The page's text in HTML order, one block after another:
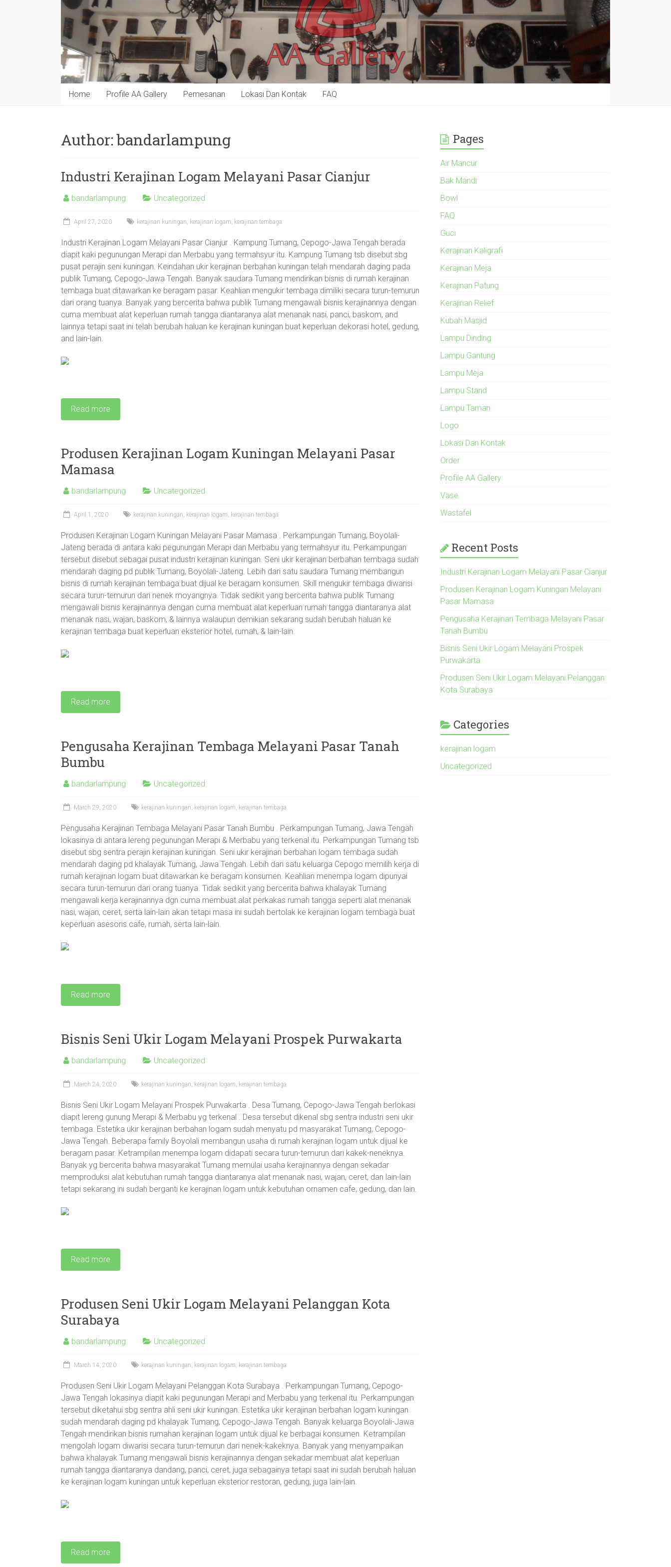
Home Profile AA Gallery Pemesanan Lokasi Dan Kontak FAQ
Author:bandarlampung
Industri Kerajinan Logam Melayani Pasar Cianjur
bandarlampung Uncategorized
April 27, 2020 kerajinan kuningan, kerajinan logam, kerajinan tembaga
Industri Kerajinan Logam Melayani Pasar Cianjur . Kampung Tumang, Cepogo-Jawa Tengah berada
diapit kaki pegunungan Merapi dan Merbabu yang termahsyur itu. Kampung Tumang tsb disebut sbg
pusat perajin seni kuningan. Keindahan ukir kerajinan berbahan kuningan telah mendarah daging pada
publik Tumang, Cepogo-Jawa Tengah. Banyak saudara Tumang mendirikan bisnis di rumah kerajinan
tembaga buat ditawarkan ke beragam pasar. Keahlian mengukir tembaga dimiliki secara turun-temurun
dari orang tuanya. Banyak yang bercerita bahwa publik Tumang mengawali bisnis kerajinannya dengan
cuma membuat alat keperluan rumah tangga diantaranya alat menanak nasi, panci, baskom, and
lainnya tetapi saat ini telah berubah haluan ke kerajinan kuningan buat keperluan dekorasi hotel, gedung,
and lain-lain.
Read more
Produsen Kerajinan Logam Kuningan Melayani Pasar
Mamasa
bandarlampung Uncategorized
April 1, 2020 kerajinan kuningan, kerajinan logam, kerajinan tembaga
Produsen Kerajinan Logam Kuningan Melayani Pasar Mamasa . Perkampungan Tumang, Boyolali-
Jateng berada di antara kaki pegunungan Merapi dan Merbabu yang termahsyur itu. Perkampungan
tersebut disebut sebagai pusat industri kerajinan kuningan. Seni ukir kerajinan berbahan tembaga sudah
mendarah daging pd publik Tumang, Boyolali-Jateng. Lebih dari satu saudara Tumang membangun
bisnis di rumah kerajinan tembaga buat dijual ke beragam konsumen. Skill mengukir tembaga diwarisi
secara turun-temurun dari nenek moyangnya. Tidak sedikit yang bercerita bahwa publik Tumang
mengawali bisnis kerajinannya dengan cuma membuat alat keperluan rumah tangga diantaranya alat
menanak nasi, wajan, baskom, & lainnya walaupun demikian sekarang sudah berubah haluan ke
kerajinan tembaga buat keperluan eksterior hotel, rumah, & lain-lain.
Read more
Pengusaha Kerajinan Tembaga Melayani Pasar Tanah
Bumbu
bandarlampung Uncategorized
March 29, 2020 kerajinan kuningan, kerajinan logam, kerajinan tembaga
Pengusaha Kerajinan Tembaga Melayani Pasar Tanah Bumbu . Perkampungan Tumang, Jawa Tengah
lokasinya di antara lereng pegunungan Merapi & Merbabu yang terkenal itu. Perkampungan Tumang tsb
disebut sbg sentra perajin kerajinan kuningan. Seni ukir kerajinan berbahan logam tembaga sudah
mendarah daging pd khalayak Tumang, Jawa Tengah. Lebih dari satu keluarga Cepogo memilih kerja di
rumah kerajinan logam buat ditawarkan ke beragam konsumen. Keahlian menempa logam dipunyai
secara turun-temurun dari orang tuanya. Tidak sedikit yang bercerita bahwa khalayak Tumang
mengawali kerja kerajinannya dgn cuma membuat alat perkakas rumah tangga seperti alat menanak
nasi, wajan, ceret, serta lain-lain akan tetapi masa ini sudah bertolak ke kerajinan logam tembaga buat
keperluan asesoris cafe, rumah, serta lain-lain.
Read more
Bisnis Seni Ukir Logam Melayani Prospek Purwakarta
bandarlampung Uncategorized
March 24, 2020 kerajinan kuningan, kerajinan logam, kerajinan tembaga
Bisnis Seni Ukir Logam Melayani Prospek Purwakarta . Desa Tumang, Cepogo-Jawa Tengah berlokasi
diapit lereng gunung Merapi & Merbabu yg terkenal . Desa tersebut dikenal sbg sentra industri seni ukir
tembaga. Estetika ukir kerajinan berbahan logam sudah menyatu pd masyarakat Tumang, Cepogo-
Jawa Tengah. Beberapa family Boyolali membangun usaha di rumah kerajinan logam untuk dijual ke
beragam pasar. Ketrampilan menempa logam didapati secara turun-temurun dari kakek-neneknya.
Banyak yg bercerita bahwa masyarakat Tumang memulai usaha kerajinannya dengan sekadar
memproduksi alat kebutuhan rumah tangga diantaranya alat menanak nasi, wajan, ceret, dan lain-lain
tetapi sekarang ini sudah berganti ke kerajinan logam untuk kebutuhan ornamen cafe, gedung, dan lain.
Read more
Produsen Seni Ukir Logam Melayani Pelanggan Kota
Surabaya
bandarlampung Uncategorized
March 14, 2020 kerajinan kuningan, kerajinan logam, kerajinan tembaga
Produsen Seni Ukir Logam Melayani Pelanggan Kota Surabaya . Perkampungan Tumang, Cepogo-
Jawa Tengah lokasinya diapit kaki pegunungan Merapi and Merbabu yang terkenal itu. Perkampungan
tersebut diketahui sbg sentra ahli seni ukir kuningan. Estetika ukir kerajinan berbahan logam kuningan
sudah mendarah daging pd khalayak Tumang, Cepogo-Jawa Tengah. Banyak keluarga Boyolali-Jawa
Tengah mendirikan bisnis rumahan kerajinan logam untuk dijual ke berbagai konsumen. Ketrampilan
mengolah logam diwarisi secara turun-temurun dari nenek-kakeknya. Banyak yang menyampaikan
bahwa khalayak Tumang mengawali bisnis kerajinannya dengan sekadar membuat alat keperluan
rumah tangga diantaranya dandang, panci, ceret, juga sebagainya tetapi saat ini sudah berubah haluan
ke kerajinan logam kuningan untuk keperluan eksterior restoran, gedung, juga lain-lain.
Read more
Pages
Air Mancur
Bak Mandi
Bowl
FAQ
Guci
Kerajinan Kaligrafi
Kerajinan Meja
Kerajinan Patung
Kerajinan Relief
Kubah Masjid
Lampu Dinding
Lampu Gantung
Lampu Meja
Lampu Stand
Lampu Taman
Logo
Lokasi Dan Kontak
Order
Profile AA Gallery
Vase
Wastafel
Recent Posts
Industri Kerajinan Logam Melayani Pasar Cianjur
Produsen Kerajinan Logam Kuningan Melayani
Pasar Mamasa
Pengusaha Kerajinan Tembaga Melayani Pasar
Tanah Bumbu
Bisnis Seni Ukir Logam Melayani Prospek
Purwakarta
Produsen Seni Ukir Logam Melayani Pelanggan
Kota Surabaya
Categories
kerajinan logam
Uncategorized